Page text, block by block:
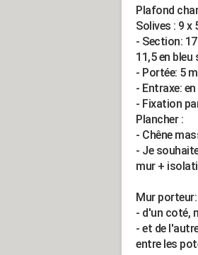
Plafond
Solives : 9 x
- Section:
11,5 en
- Portée: 5 m
- Entraxe:
- Fixation
Plancher :
- Chêne
- Je
mur +
Mur porteur:
- d'un coté,
- et de
entre les